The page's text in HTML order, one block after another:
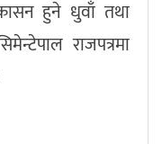
हुने धुवाँ तथा
राजपत्रमा